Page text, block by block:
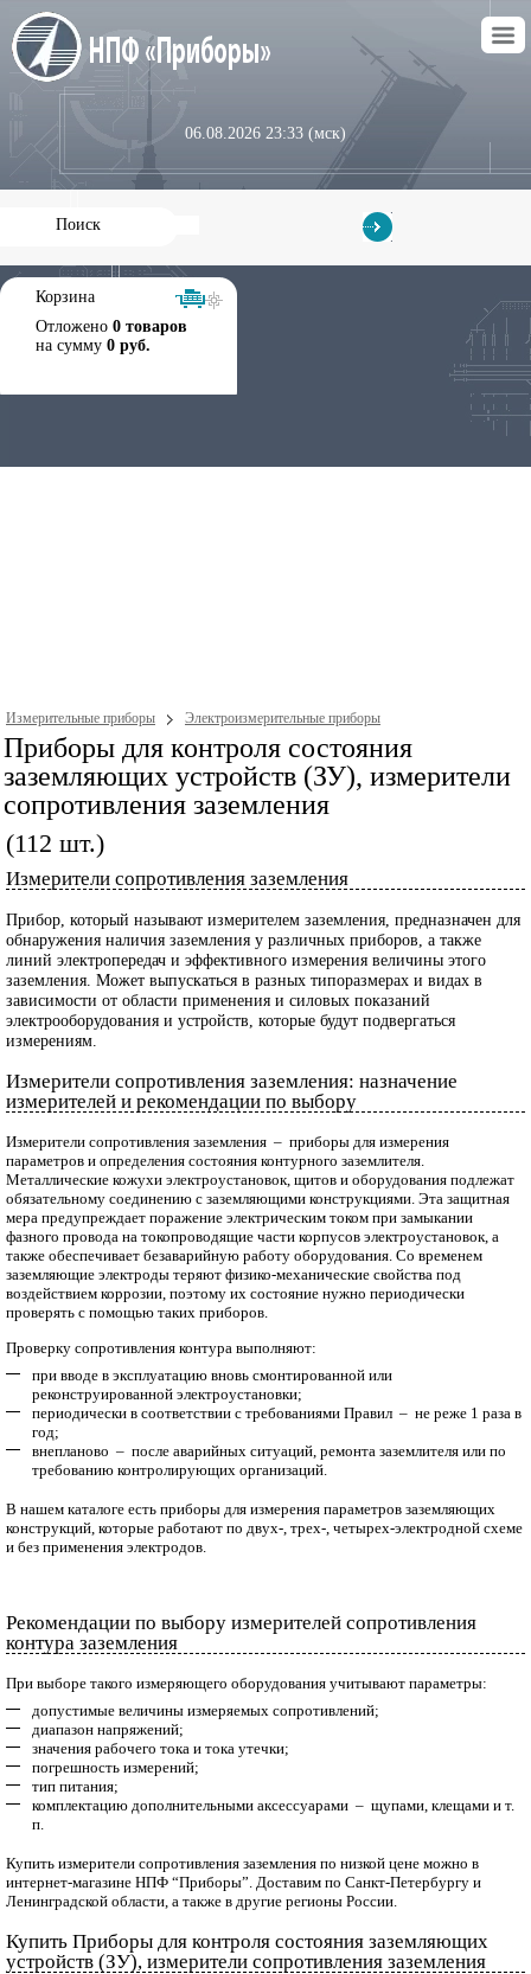
06.08.2026 23:33 (мск)
Корзина
Отложено 0 товаров
на сумму 0 руб.
Измерительные приборы Электроизмерительные приборы
Приборы для контроля состояния
заземляющих устройств (ЗУ), измерители
сопротивления заземления
(112 шт.)
Измерители сопротивления заземления
Прибор, который называют измерителем заземления, предназначен для
обнаружения наличия заземления у различных приборов, а также
линий электропередач и эффективного измерения величины этого
заземления. Может выпускаться в разных типоразмерах и видах в
зависимости от области применения и силовых показаний
электрооборудования и устройств, которые будут подвергаться
измерениям.
Измерители сопротивления заземления: назначение
измерителей и рекомендации по выбору
Измерители сопротивления заземления – приборы для измерения
параметров и определения состояния контурного заземлителя.
Металлические кожухи электроустановок, щитов и оборудования подлежат
обязательному соединению с заземляющими конструкциями. Эта защитная
мера предупреждает поражение электрическим током при замыкании
фазного провода на токопроводящие части корпусов электроустановок, а
также обеспечивает безаварийную работу оборудования. Со временем
заземляющие электроды теряют физико-механические свойства под
воздействием коррозии, поэтому их состояние нужно периодически
проверять с помощью таких приборов.
Проверку сопротивления контура выполняют:
при вводе в эксплуатацию вновь смонтированной или
реконструированной электроустановки;
периодически в соответствии с требованиями Правил – не реже 1 раза в
год;
внепланово – после аварийных ситуаций, ремонта заземлителя или по
требованию контролирующих организаций.
В нашем каталоге есть приборы для измерения параметров заземляющих
конструкций, которые работают по двух-, трех-, четырех-электродной схеме
и без применения электродов.
Рекомендации по выбору измерителей сопротивления
контура заземления
При выборе такого измеряющего оборудования учитывают параметры:
допустимые величины измеряемых сопротивлений;
диапазон напряжений;
значения рабочего тока и тока утечки;
погрешность измерений;
тип питания;
комплектацию дополнительными аксессуарами – щупами, клещами и т.
п.
Купить измерители сопротивления заземления по низкой цене можно в
интернет-магазине НПФ “Приборы”. Доставим по Санкт-Петербургу и
Ленинградской области, а также в другие регионы России.
Купить Приборы для контроля состояния заземляющих
устройств (ЗУ), измерители сопротивления заземления